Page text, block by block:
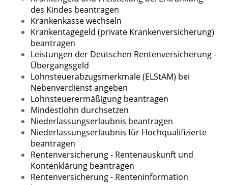
des Kindes beantragen
Krankenkasse wechseln
Krankentagegeld (private Krankenversicherung)
beantragen
Leistungen der Deutschen Rentenversicherung -
Übergangsgeld
Lohnsteuerabzugsmerkmale (ELStAM) bei
Nebenverdienst angeben
Lohnsteuerermäßigung beantragen
Mindestlohn durchsetzen
Niederlassungserlaubnis beantragen
Niederlassungserlaubnis für Hochqualifizierte
beantragen
Rentenversicherung - Rentenauskunft und
Kontenklärung beantragen
Rentenversicherung - Renteninformation